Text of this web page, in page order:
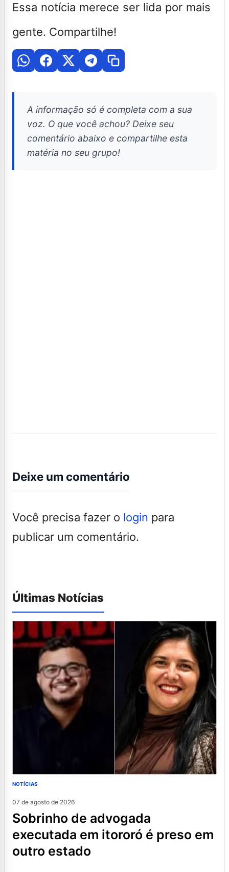
Essa notícia merece ser lida por mais
gente. Compartilhe!
A informação só é completa com a sua
voz. O que você achou? Deixe seu
comentário abaixo e compartilhe esta
matéria no seu grupo!
Deixe um comentário
Você precisa fazer o login para
publicar um comentário.
Últimas Notícias
NOTÍCIAS
07 de agosto de 2026
sobrinho de advogada
executada em itororó é preso em
outro estado